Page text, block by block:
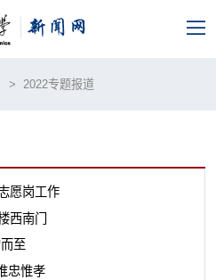
> 2022专题报道
愿岗工作
西南门
至
忠惟孝